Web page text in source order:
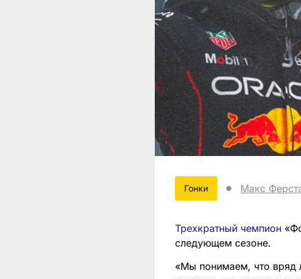
Гонки Макс
Трехкратный чемпион
следующем сезоне.
«Мы понимаем, что вряд